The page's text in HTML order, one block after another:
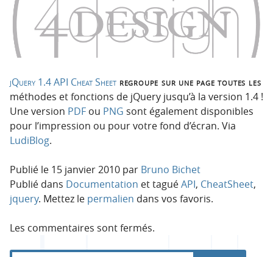
o
p
n
c
i
p
a
e
o
u
jQuery 1.4 API Cheat Sheet regroupe sur une page toutes les
méthodes et fonctions de jQuery jusqu’à la version 1.4 !
Une version PDF ou PNG sont également disponibles
pour l’impression ou pour votre fond d’écran. Via
LudiBlog.
Publié le 15 janvier 2010 par Bruno Bichet
Publié dans Documentation et taguéAPI, CheatSheet,
jquery. Mettez le permalien dans vos favoris.
Les commentaires sont fermés.